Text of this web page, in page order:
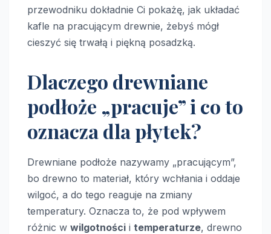
przewodniku dokładnie Ci pokażę, jak układać
kafle na pracującym drewnie, żebyś mógł
cieszyć się trwałą i piękną posadzką.
Dlaczego drewniane
podłoże „pracuje” i co to
oznacza dla płytek?
Drewniane podłoże nazywamy „pracującym”,
bo drewno to materiał, który wchłania i oddaje
wilgoć, a do tego reaguje na zmiany
temperatury. Oznacza to, że pod wpływem
różnic w wilgotności i temperaturze, drewno